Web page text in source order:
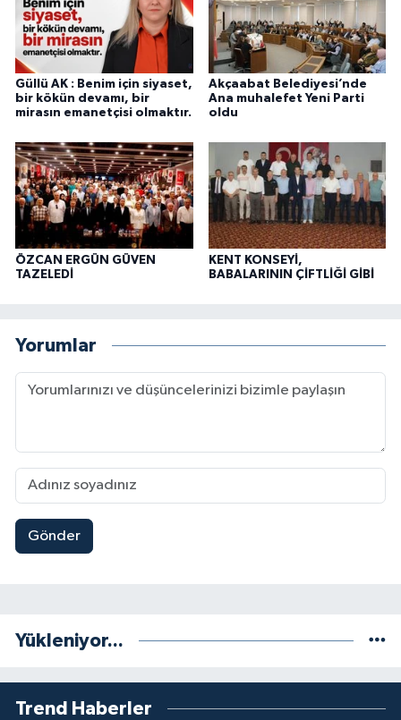
Güllü AK : Benim için siyaset,
bir kökün devamı, bir
mirasın emanetçisi olmaktır.
Akçaabat Belediyesi’nde
Ana muhalefet Yeni Parti
oldu
ÖZCAN ERGÜN GÜVEN
TAZELEDİ
KENT KONSEYİ,
BABALARININ ÇİFTLİĞİ GİBİ
Yorumlar
Gönder
Yükleniyor...
Trend Haberler